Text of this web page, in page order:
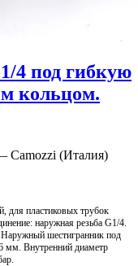
4 под гибкую
кольцом.
Camozzi (Италия)
для пластиковых трубок
наружная резьба G1/4.
шестигранник под
Внутренний диаметр